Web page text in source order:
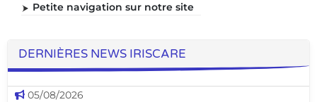
Petite navigation sur notre site
DERNIÈRES NEWS IRISCARE
05/08/2026